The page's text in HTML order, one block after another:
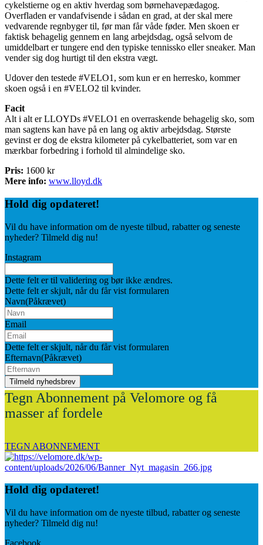
cykelstierne og en aktiv hverdag som børnehavepædagog.
Overfladen er vandafvisende i sådan en grad, at der skal mere
vedvarende regnbyger til, før man får våde føder. Men skoen er
faktisk behagelig gennem en lang arbejdsdag, også selvom de
umiddelbart er tungere end den typiske tennissko eller sneaker. Man
vender sig dog hurtigt til den ekstra vægt.
Udover den testede #VELO1, som kun er en herresko, kommer
skoen også i en #VELO2 til kvinder.
Facit
Alt i alt er LLOYDs #VELO1 en overraskende behagelig sko, som
man sagtens kan have på en lang og aktiv arbejdsdag. Største
gevinst er dog de ekstra kilometer på cykelbatteriet, som var en
mærkbar forbedring i forhold til almindelige sko.
Pris: 1600 kr
Mere info: www.lloyd.dk
Hold dig opdateret!
Vil du have information om de nyeste tilbud, rabatter og seneste
nyheder? Tilmeld dig nu!
Instagram
Dette felt er til validering og bør ikke ændres.
Dette felt er skjult, når du får vist formularen
Navn(Påkrævet)
Email
Dette felt er skjult, når du får vist formularen
Efternavn(Påkrævet)
Tegn Abonnement på Velomore og få
masser af fordele
TEGN ABONNEMENT
Hold dig opdateret!
Vil du have information om de nyeste tilbud, rabatter og seneste
nyheder? Tilmeld dig nu!
Facebook